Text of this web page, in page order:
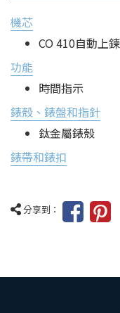
機芯
CO 410自動上
功能
時間指示
錶殼、錶盤和指針
鈦金屬錶殼
錶帶和錶扣
分享到：